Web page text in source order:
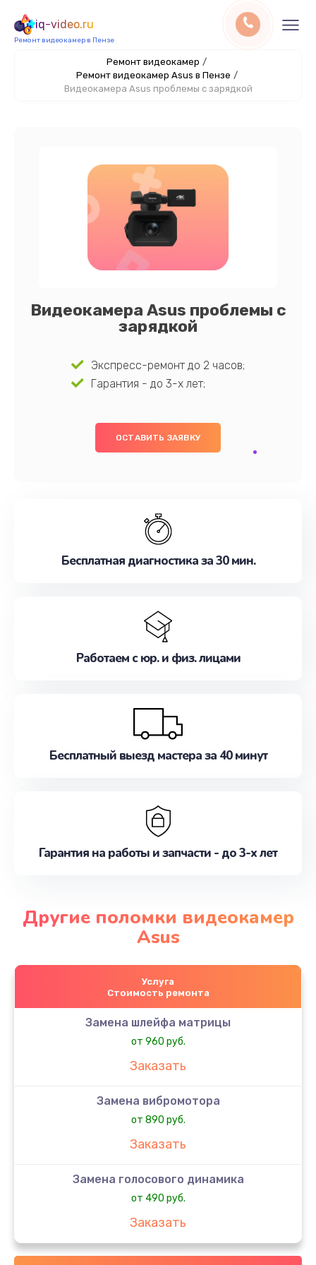
iq-video.ru
Ремонт видеокамер в Пензе
Ремонт видеокамер /
Ремонт видеокамер Asus в Пензе /
Видеокамера Asus проблемы с зарядкой
Видеокамера Asus проблемы с
зарядкой
Экспресс-ремонт до 2 часов;
Гарантия - до 3-х лет;
ОСТАВИТЬ ЗАЯВКУ
Бесплатная диагностика за 30 мин.
Работаем с юр. и физ. лицами
Бесплатный выезд мастера за 40 минут
Гарантия на работы и запчасти - до 3-х лет
Другие поломки видеокамер
Asus
Услуга
Стоимость ремонта
Замена шлейфа матрицы
от 960 руб.
Заказать
Замена вибромотора
от 890 руб.
Заказать
Замена голосового динамика
от 490 руб.
Заказать
Замена датчика приближения